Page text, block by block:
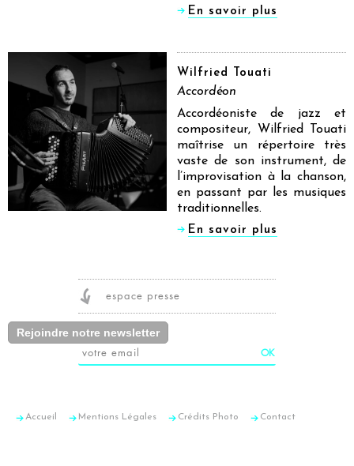
En savoir plus
Wilfried Touati
Accordéon
Accordéoniste de jazz et
compositeur, Wilfried Touati
maîtrise un répertoire très
vaste de son instrument, de
l’improvisation à la chanson,
en passant par les musiques
traditionnelles.
En savoir plus
espace presse
Rejoindre notre newsletter
Accueil Mentions Légales Crédits Photo Contact